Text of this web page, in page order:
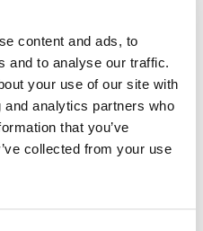
content and ads, to
and to analyse our traffic.
your use of our site with
analytics partners who
that you’ve
collected from your use
на автомобили с